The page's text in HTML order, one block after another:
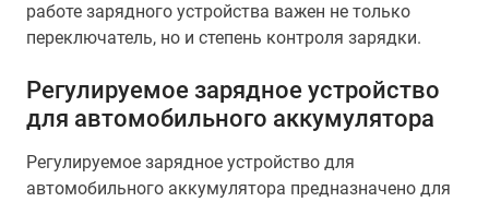
работе зарядного устройства важен не только
переключатель, но и степень контроля зарядки.
Регулируемое зарядное устройство
для автомобильного аккумулятора
Регулируемое зарядное устройство для
автомобильного аккумулятора предназначено для